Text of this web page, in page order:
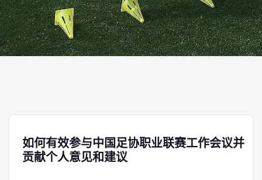
如何有效参与中国足协职业联赛工作会议并
贡献个人意见和建议